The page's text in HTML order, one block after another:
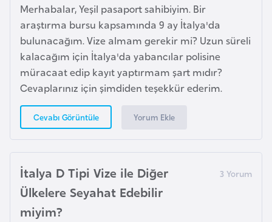
Merhabalar, Yeşil pasaport sahibiyim. Bir
araştırma bursu kapsamında 9 ay İtalya'da
bulunacağım. Vize almam gerekir mi? Uzun süreli
kalacağım için İtalya'da yabancılar polisine
müracaat edip kayıt yaptırmam şart mıdır?
Cevaplarınız için şimdiden teşekkür ederim.
Cevabı Görüntüle Yorum Ekle
İtalya D Tipi Vize ile Diğer
Ülkelere Seyahat Edebilir
miyim?
Ç
i
n
D
i
a
r
k
a